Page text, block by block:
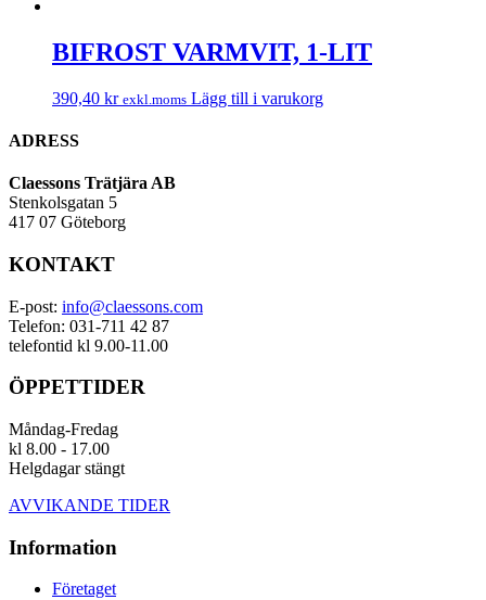
BIFROST VARMVIT, 1-LIT
390,40 kr exkl.moms Lägg till i varukorg
ADRESS
Claessons Trätjära AB
Stenkolsgatan 5
417 07 Göteborg
KONTAKT
E-post: info@claessons.com
Telefon: 031-711 42 87
telefontid kl 9.00-11.00
ÖPPETTIDER
Måndag-Fredag
kl 8.00 - 17.00
Helgdagar stängt
AVVIKANDE TIDER
Information
Företaget